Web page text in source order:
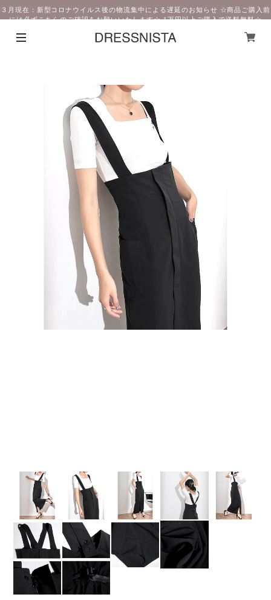
３月現在：新型コロナウイルス後の物流集中による遅延のお知らせ ☆商品ご購入前
には必ずこちらのご確認をお願いいたします☆ 1万円以上ご購入で送料無料☆